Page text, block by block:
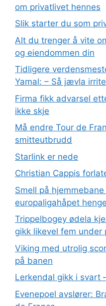
om privatlivet hennes
Slik starter du som
Alt du trenger å vite
og eiendommen din
Tidligere
Yamal: – Så jævla
Firma fikk advarsel
ikke skje
Må endre Tour de
smitteutbrudd
Starlink er nede
Christian Cappis
Smell på
europaligahåpet
Trippelbogey ødela
gikk likevel fem under
Viking med utrolig
på banen
Lerkendal gikk i svart
Evenepoel avslører: